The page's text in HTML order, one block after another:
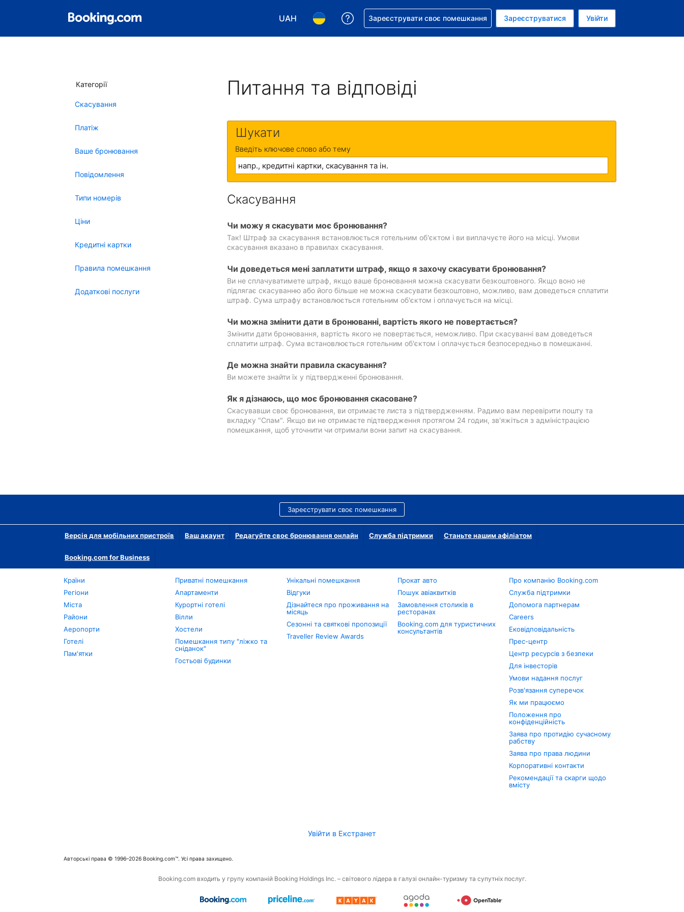
UAH
Виберіть валюту. Ваша поточна валюта: Українська гривня
Виберіть мову. Ваша поточна мова: Українською
Отримайте допомогу з бронюванням
Зареєструвати своє помешкання Зареєструватися Увійти
Категорії
Скасування
Платіж
Ваше бронювання
Повідомлення
Типи номерів
Ціни
Кредитні картки
Правила помешкання
Додаткові послуги
Питання та відповіді
Шукати
Введіть ключове слово або тему
Скасування
Чи можу я скасувати моє бронювання?
Так! Штраф за скасування встановлюється готельним об'єктом і ви виплачуєте його на місці. Умови
скасування вказано в правилах скасування.
Чи доведеться мені заплатити штраф, якщо я захочу скасувати бронювання?
Ви не сплачуватимете штраф, якщо ваше бронювання можна скасувати безкоштовного. Якщо воно не
підлягає скасуванню або його більше не можна скасувати безкоштовно, можливо, вам доведеться сплатити
штраф. Сума штрафу встановлюється готельним об'єктом і оплачується на місці.
Чи можна змінити дати в бронюванні, вартість якого не повертається?
Змінити дати бронювання, вартість якого не повертається, неможливо. При скасуванні вам доведеться
сплатити штраф. Сума встановлюється готельним об'єктом і оплачується безпосередньо в помешканні.
Де можна знайти правила скасування?
Ви можете знайти їх у підтвердженні бронювання.
Як я дізнаюсь, що моє бронювання скасоване?
Скасувавши своє бронювання, ви отримаєте листа з підтвердженням. Радимо вам перевірити пошту та
вкладку "Спам". Якщо ви не отримаєте підтвердження протягом 24 годин, зв'яжіться з адміністрацією
помешкання, щоб уточнити чи отримали вони запит на скасування.
Зареєструвати своє помешкання
Версія для мобільних пристроїв Ваш акаунт Редагуйте своє бронювання онлайн Служба підтримки Станьте нашим афіліатом
Booking.com for Business
Країни
Регіони
Міста
Райони
Аеропорти
Готелі
Пам'ятки
Приватні помешкання
Апартаменти
Курортні готелі
Вілли
Хостели
Помешкання типу "ліжко та
сніданок"
Гостьові будинки
Унікальні помешкання
Відгуки
Дізнайтеся про проживання на
місяць
Сезонні та святкові пропозиції
Traveller Review Awards
Прокат авто
Пошук авіаквитків
Замовлення столиків в
ресторанах
Booking.com для туристичних
консультантів
Про компанію Booking.com
Служба підтримки
Допомога партнерам
Careers
Ековідповідальність
Прес-центр
Центр ресурсів з безпеки
Для інвесторів
Умови надання послуг
Розв'язання суперечок
Як ми працюємо
Положення про
конфіденційність
Заява про протидію сучасному
рабству
Заява про права людини
Корпоративні контакти
Рекомендації та скарги щодо
вмісту
Увійти в Екстранет
Авторські права © 1996–2026 Booking.com™. Усі права захищено.
Booking.com входить у групу компаній Booking Holdings Inc. – світового лідера в галузі онлайн-туризму та супутніх послуг.